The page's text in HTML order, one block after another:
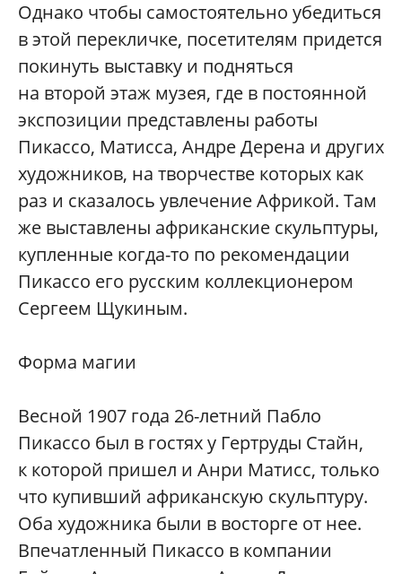
Однако чтобы самостоятельно убедиться
в этой перекличке, посетителям придется
покинуть выставку и подняться
на второй этаж музея, где в постоянной
экспозиции представлены работы
Пикассо, Матисса, Андре Дерена и других
художников, на творчестве которых как
раз и сказалось увлечение Африкой. Там
же выставлены африканские скульптуры,
купленные когда-то по рекомендации
Пикассо его русским коллекционером
Сергеем Щукиным.
Форма магии
Весной 1907 года 26-летний Пабло
Пикассо был в гостях у Гертруды Стайн,
к которой пришел и Анри Матисс, только
что купивший африканскую скульптуру.
Оба художника были в восторге от нее.
Впечатленный Пикассо в компании